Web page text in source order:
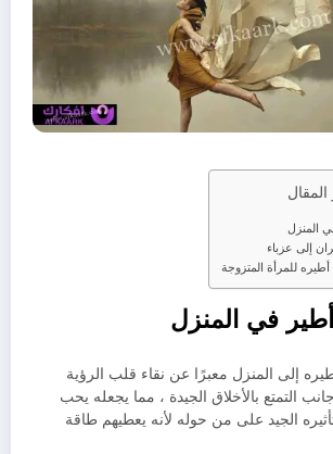
المنزل
إلى عزباء
للمرأة المتزوجة
في المنزل
إلى المنزل معبرًا عن نقاء قلب الرؤية
التمتع بالأخلاق الجيدة ، مما يجعله يحب
الجيد على من حوله لأنه يعطيهم طاقة